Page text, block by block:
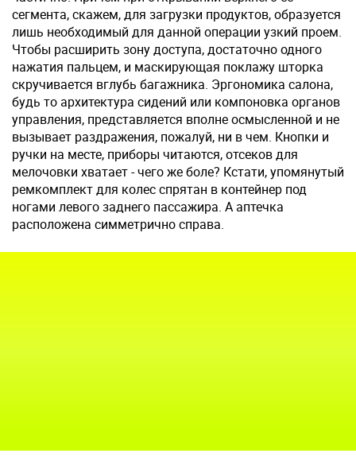
сегмента, скажем, для загрузки продуктов, образуется
лишь необходимый для данной операции узкий проем.
Чтобы расширить зону доступа, достаточно одного
нажатия пальцем, и маскирующая поклажу шторка
скручивается вглубь багажника. Эргономика салона,
будь то архитектура сидений или компоновка органов
управления, представляется вполне осмысленной и не
вызывает раздражения, пожалуй, ни в чем. Кнопки и
ручки на месте, приборы читаются, отсеков для
мелочовки хватает - чего же боле? Кстати, упомянутый
ремкомплект для колес спрятан в контейнер под
ногами левого заднего пассажира. А аптечка
расположена симметрично справа.